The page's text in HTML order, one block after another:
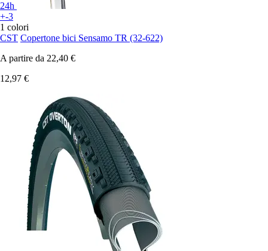
24h
+-3
1 colori
CST Copertone bici Sensamo TR (32-622)
A partire da 22,40 €
12,97 €